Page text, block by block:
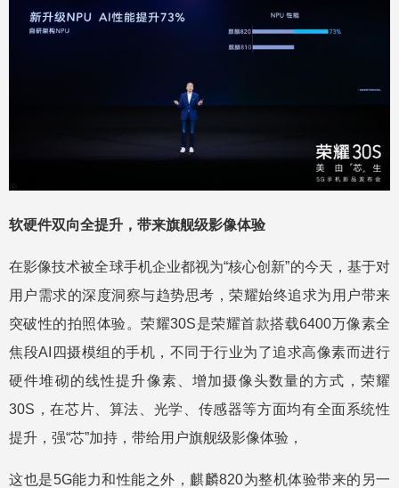
软硬件双向全提升，带来旗舰级影像体验
在影像技术被全球手机企业都视为“核心创新”的今天，基于对
用户需求的深度洞察与趋势思考，荣耀始终追求为用户带来
突破性的拍照体验。荣耀30S是荣耀首款搭载6400万像素全
焦段AI四摄模组的手机，不同于行业为了追求高像素而进行
硬件堆砌的线性提升像素、增加摄像头数量的方式，荣耀
30S，在芯片、算法、光学、传感器等方面均有全面系统性
提升，强“芯”加持，带给用户旗舰级影像体验，
这也是5G能力和性能之外，麒麟820为整机体验带来的另一